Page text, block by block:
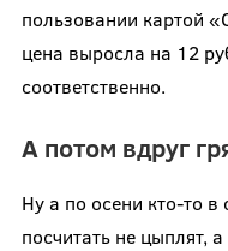
пользовании картой
цена выросла на 12
соответственно.
А потом вдруг
Ну а по осени кто-то
посчитать не цыплят,